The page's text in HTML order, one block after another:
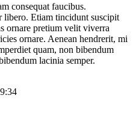
consequat faucibus.
libero. Etiam tincidunt suscipit
ornare pretium velit viverra
ornare. Aenean hendrerit, mi
quam, non bibendum
lacinia semper.